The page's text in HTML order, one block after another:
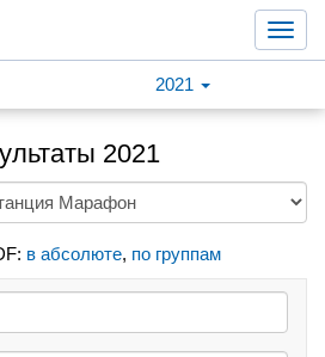
2021
2021
в абсолюте, по группам